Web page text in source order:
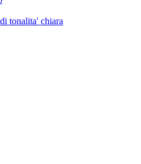
tonalita' chiara